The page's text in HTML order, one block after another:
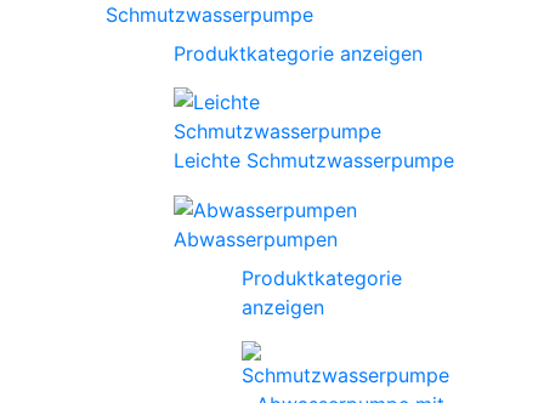
Schmutzwasserpumpe
Produktkategorie anzeigen
Leichte Schmutzwasserpumpe
Abwasserpumpen
Produktkategorie
anzeigen